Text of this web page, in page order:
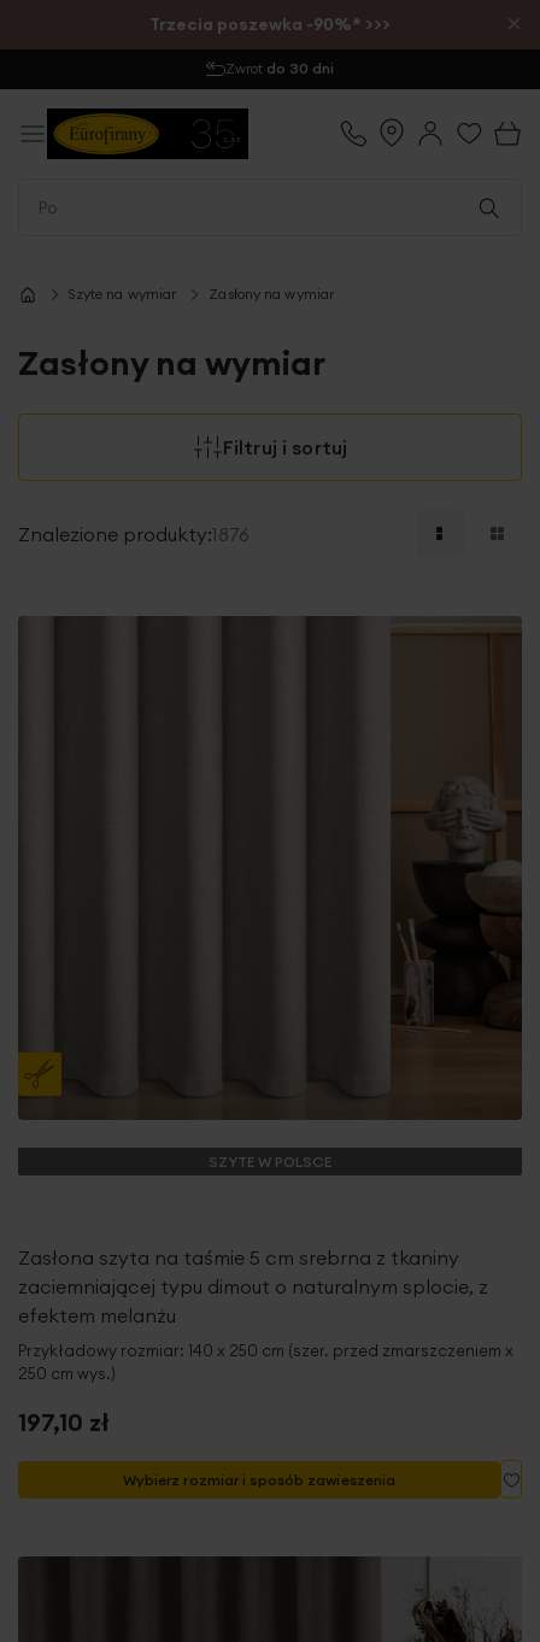
Trzecia poszewka -90%* >>> ×
Zwrot do 30 dni
Szyte na wymiar Zasłony na wymiar
Zasłony na wymiar
Filtruj i sortuj
Znalezione produkty:1876
SZYTE W POLSCE
Zasłona szyta na taśmie 5 cm srebrna z tkaniny
zaciemniającej typu dimout o naturalnym splocie, z
efektem melanżu
Przykładowy rozmiar: 140 x 250 cm (szer. przed zmarszczeniem x
250 cm wys.)
197,10 zł
Wybierz rozmiar i sposób zawieszenia